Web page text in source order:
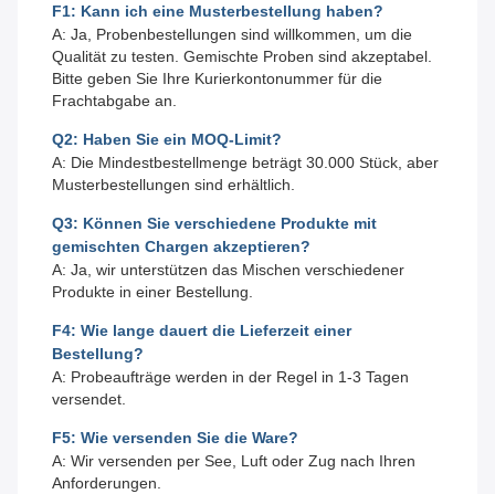
F1: Kann ich eine Musterbestellung haben?
A: Ja, Probenbestellungen sind willkommen, um die
Qualität zu testen. Gemischte Proben sind akzeptabel.
Bitte geben Sie Ihre Kurierkontonummer für die
Frachtabgabe an.
Q2: Haben Sie ein MOQ-Limit?
A: Die Mindestbestellmenge beträgt 30.000 Stück, aber
Musterbestellungen sind erhältlich.
Q3: Können Sie verschiedene Produkte mit
gemischten Chargen akzeptieren?
A: Ja, wir unterstützen das Mischen verschiedener
Produkte in einer Bestellung.
F4: Wie lange dauert die Lieferzeit einer
Bestellung?
A: Probeaufträge werden in der Regel in 1-3 Tagen
versendet.
F5: Wie versenden Sie die Ware?
A: Wir versenden per See, Luft oder Zug nach Ihren
Anforderungen.